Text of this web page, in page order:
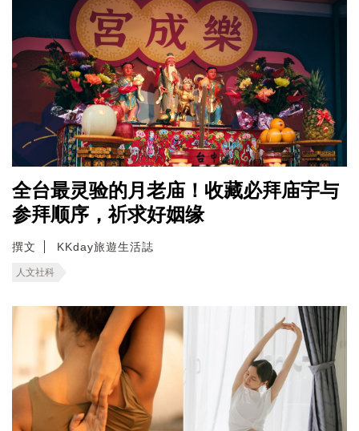
全台最灵验的月老庙！收藏必拜庙宇与
参拜顺序，祈求好姻缘
撰文 KKday旅遊生活誌
人文社科